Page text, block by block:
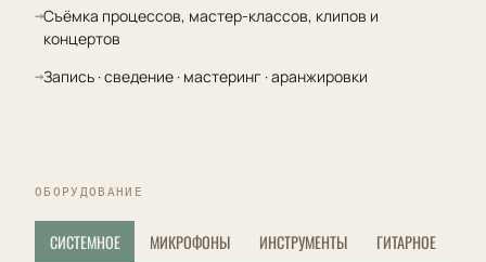
Съёмка процессов, мастер-классов, клипов и
концертов
Запись · сведение · мастеринг · аранжировки
ОБОРУДОВАНИЕ
СИСТЕМНОЕ МИКРОФОНЫ ИНСТРУМЕНТЫ ГИТАРНОЕ